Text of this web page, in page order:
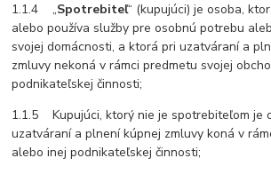
1.1.4 „Spotrebiteľ“ (kupujúci) je osoba,
alebo používa služby pre osobnú potrebu
svojej domácnosti, a ktorá pri uzatváraní a
zmluvy nekoná v rámci predmetu svojej
podnikateľskej činnosti;
1.1.5 Kupujúci, ktorý nie je spotrebiteľom je
uzatváraní a plnení kúpnej zmluvy koná v
alebo inej podnikateľskej činnosti;